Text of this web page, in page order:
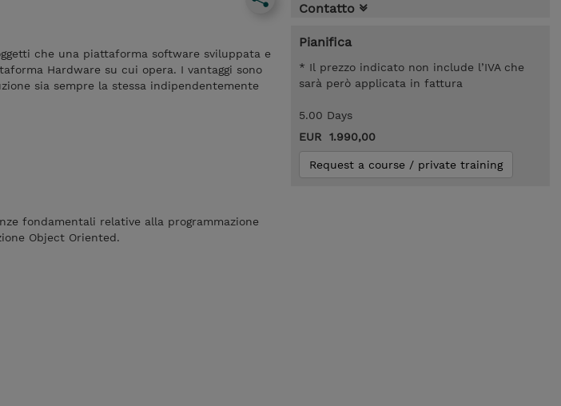
che una piattaforma software sviluppata e
Hardware su cui opera. I vantaggi sono
sia sempre la stessa indipendentemente
fondamentali relative alla programmazione
Object Oriented.
Contatto
Pianifica
* Il prezzo indicato non include l’IVA che
sarà però applicata in fattura
5.00 Days
EUR 1.990,00
Request a course / private training